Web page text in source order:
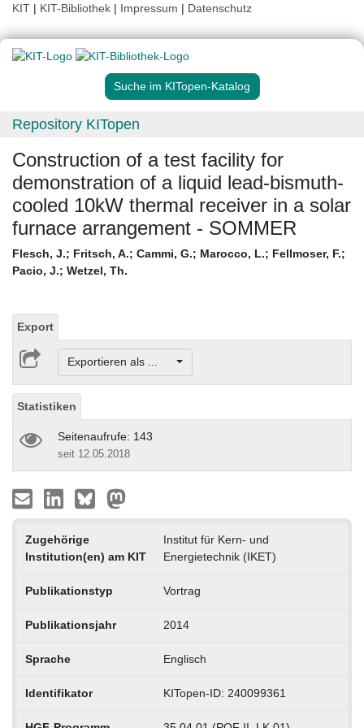
KIT | KIT-Bibliothek | Impressum | Datenschutz
Suche im KITopen-Katalog
Repository KITopen
Construction of a test facility for
demonstration of a liquid lead-bismuth-
cooled 10kW thermal receiver in a solar
furnace arrangement - SOMMER
Flesch, J.; Fritsch, A.; Cammi, G.; Marocco, L.; Fellmoser, F.;
Pacio, J.; Wetzel, Th.
Export
Exportieren als ...
Statistiken
Seitenaufrufe: 143
seit 12.05.2018
Zugehörige
Institution(en) am KIT
Institut für Kern- und
Energietechnik (IKET)
Publikationstyp Vortrag
Publikationsjahr 2014
Sprache Englisch
Identifikator KITopen-ID: 240099361